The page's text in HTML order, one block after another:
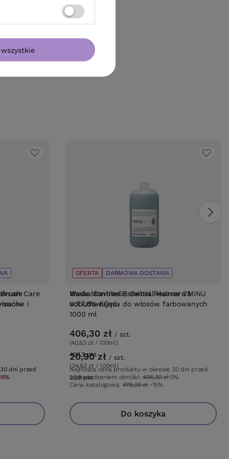
Care
dni przed
BESTSELLER
Woda Montibello Oxibel Recover 25
Vol.7,5% 60ml
20,90 zł / szt.
(34,83 zł / 100ml)
20.9pktpunktów
Do koszyka
suche i
dni przed
OFERTA DARMOWA DOSTAWA
Maska Davines Essential Haircare MINU
odbudowująca do włosów farbowanych
1000 ml
406,30 zł / szt.
(40,63 zł / 100ml)
406.3pktpunktów
Najniższa cena produktu w okresie 30 dni przed
wprowadzeniem obniżki:406,30 zł 0%
Cena katalogowa: 478,00 zł -15%
Do koszyka